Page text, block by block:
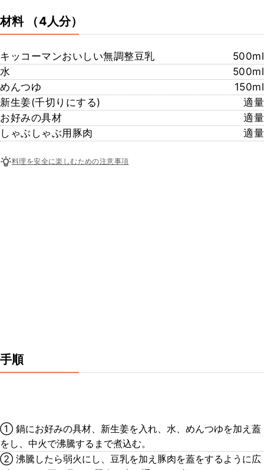
材料 （4人分）
キッコーマンおいしい無調整豆乳
500ml
水
500ml
めんつゆ
150ml
新生姜(千切りにする)
適量
お好みの具材
適量
しゃぶしゃぶ用豚肉
適量
料理を安全に楽しむための注意事項
手順
① 鍋にお好みの具材、新生姜を入れ、水、めんつゆを加え蓋
をし、中火で沸騰するまで煮込む。
② 沸騰したら弱火にし、豆乳を加え豚肉を蓋をするように広